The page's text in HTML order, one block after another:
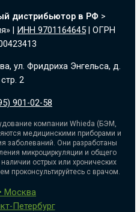
дистрибьютор в РФ >
| ИНН 9701164645 | ОГРН
ул. Фридриха Энгельса, д.
2
901-02-58
компании Whieda (БЭМ,
медицинскими приборами и
заболеваний. Они разработаны
микроциркуляции и общего
острых или хронических
проконсультируйтесь с врачом.
• Москва
Петербург